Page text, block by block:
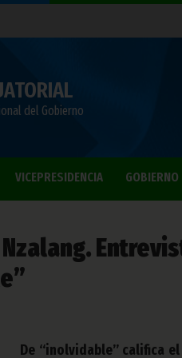
del Gobierno
VICEPRESIDENCIA GOBIERNO
De “inolvidable” califica